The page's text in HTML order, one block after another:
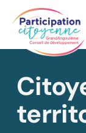
Panneau de
content